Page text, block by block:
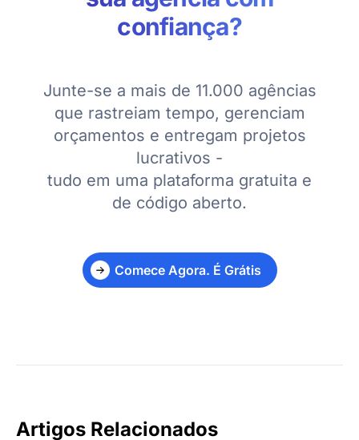
confiança?
Junte-se a mais de 11.000 agências
que rastreiam tempo, gerenciam
orçamentos e entregam projetos
lucrativos -
tudo em uma plataforma gratuita e
de código aberto.
Comece Agora. É Grátis
Artigos Relacionados